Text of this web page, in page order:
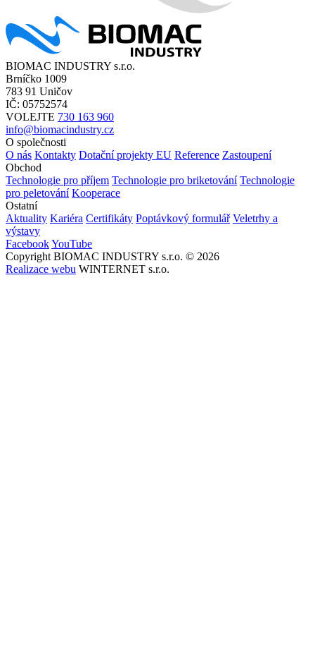
BIOMAC INDUSTRY s.r.o.
Brníčko 1009
783 91 Uničov
IČ: 05752574
VOLEJTE 730 163 960
info@biomacindustry.cz
O společnosti
O nás Kontakty Dotační projekty EU Reference Zastoupení
Obchod
Technologie pro příjem Technologie pro briketování Technologie
pro peletování Kooperace
Ostatní
Aktuality Kariéra Certifikáty Poptávkový formulář Veletrhy a
výstavy
FacebookYouTube
Copyright BIOMAC INDUSTRY s.r.o. © 2026
Realizace webu WINTERNET s.r.o.